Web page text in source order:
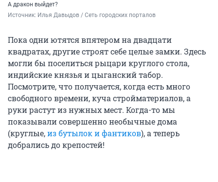
А дракон выйдет?
Источник: Илья Давыдов / Сеть городских порталов
Пока одни ютятся впятером на двадцати
квадратах, другие строят себе целые замки. Здесь
могли бы поселиться рыцари круглого стола,
индийские князья и цыганский табор.
Посмотрите, что получается, когда есть много
свободного времени, куча стройматериалов, а
руки растут из нужных мест. Когда-то мы
показывали совершенно необычные дома
(круглые,из бутылок и фантиков), а теперь
добрались до крепостей!